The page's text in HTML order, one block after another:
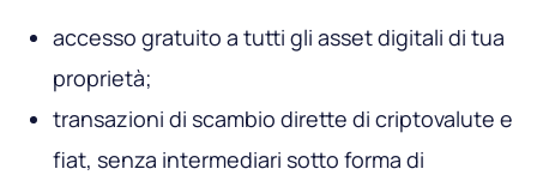
accesso gratuito a tutti gli asset digitali di tua
proprietà;
transazioni di scambio dirette di criptovalute e
fiat, senza intermediari sotto forma di